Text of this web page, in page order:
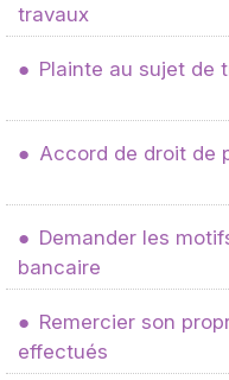
travaux
Plainte au sujet de
Accord de droit de
Demander les
bancaire
Remercier son
effectués